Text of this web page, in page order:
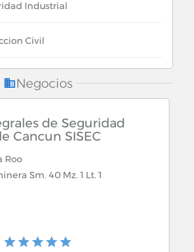
Industrial
Civil
de Valores
Negocios
de Seguridad
Cancun SISEC
Roo
Sm. 40 Mz. 1 Lt. 1